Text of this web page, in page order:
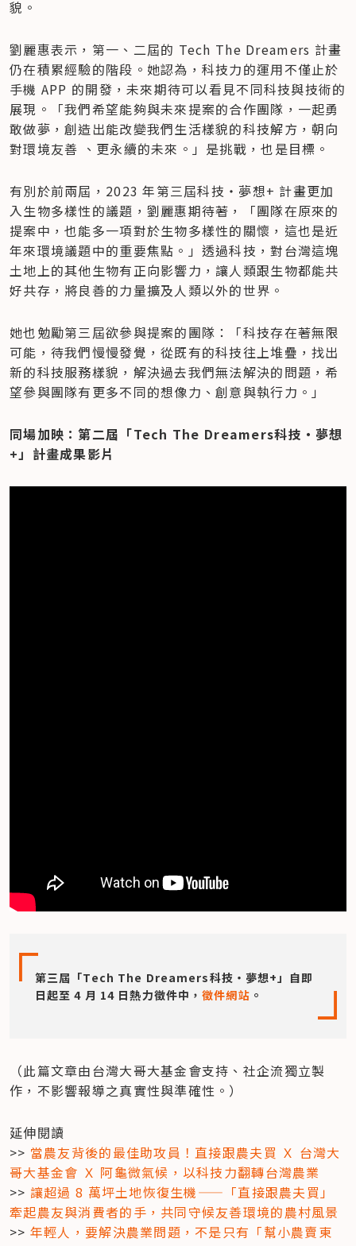
貌。
劉麗惠表示，第一、二屆的 Tech The Dreamers 計畫
仍在積累經驗的階段。她認為，科技力的運用不僅止於
手機 APP 的開發，未來期待可以看見不同科技與技術的
展現。「我們希望能夠與未來提案的合作團隊，一起勇
敢做夢，創造出能改變我們生活樣貌的科技解方，朝向
對環境友善 、更永續的未來。」是挑戰，也是目標。
有別於前兩屆，2023 年第三屆科技‧夢想+ 計畫更加
入生物多樣性的議題，劉麗惠期待著，「團隊在原來的
提案中，也能多一項對於生物多樣性的關懷，這也是近
年來環境議題中的重要焦點。」透過科技，對台灣這塊
土地上的其他生物有正向影響力，讓人類跟生物都能共
好共存，將良善的力量擴及人類以外的世界。
她也勉勵第三屆欲參與提案的團隊：「科技存在著無限
可能，待我們慢慢發覺，從既有的科技往上堆疊，找出
新的科技服務樣貌，解決過去我們無法解決的問題，希
望參與團隊有更多不同的想像力、創意與執行力。」
同場加映：第二屆「Tech The Dreamers科技‧夢想
+」計畫成果影片
第三屆「Tech The Dreamers科技‧夢想+」自即
日起至 4 月 14 日熱力徵件中，徵件網站 。
（此篇文章由台灣大哥大基金會支持、社企流獨立製
作，不影響報導之真實性與準確性。）
延伸閱讀
>> 當農友背後的最佳助攻員！直接跟農夫買 Ｘ 台灣大
哥大基金會 Ｘ 阿龜微氣候，以科技力翻轉台灣農業
>> 讓超過 8 萬坪土地恢復生機——「直接跟農夫買」
牽起農友與消費者的手，共同守候友善環境的農村風景
>> 年輕人，要解決農業問題，不是只有「幫小農賣東